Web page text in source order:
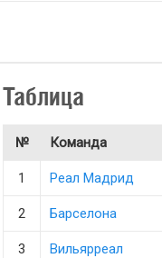
Таблица
№ Команда
1 Реал Мадрид
2 Барселона
3 Вильярреал